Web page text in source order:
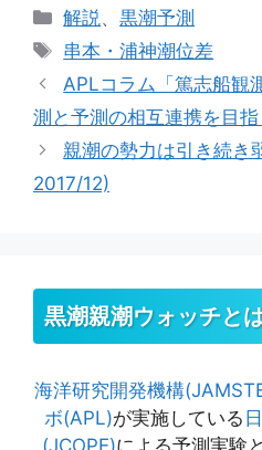
カ
テ
リ
ー
解説 、黒潮予測
タ
グ
串本・浦神潮位差
APLコラム「篤志船
測と予測の相互連携を目指
親潮の勢力は引き続き
2017/12)
黒潮親潮ウォッチと
海洋研究開発機構
ボ(APL)が実施している
(JCOPE)による予測実験